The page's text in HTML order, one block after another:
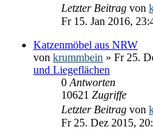
Letzter Beitrag von
Fr 15. Jan 2016,
Katzenmöbel aus NRW
von krummbein » Fr 25.
und Liegeflächen
0 Antworten
10621 Zugriffe
Letzter Beitrag von
Fr 25. Dez 2015,